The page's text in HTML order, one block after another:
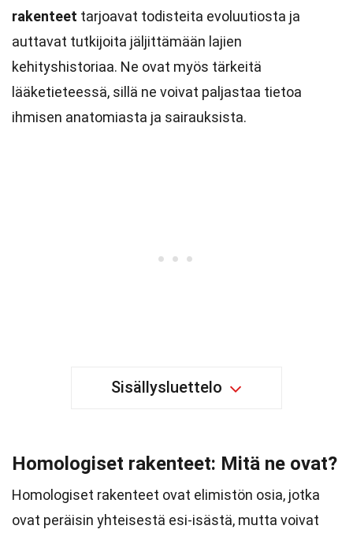
rakenteet tarjoavat todisteita evoluutiosta ja
auttavat tutkijoita jäljittämään lajien
kehityshistoriaa. Ne ovat myös tärkeitä
lääketieteessä, sillä ne voivat paljastaa tietoa
ihmisen anatomiasta ja sairauksista.
Sisällysluettelo
Homologiset rakenteet: Mitä ne ovat?
Homologiset rakenteet ovat elimistön osia, jotka
ovat peräisin yhteisestä esi-isästä, mutta voivat